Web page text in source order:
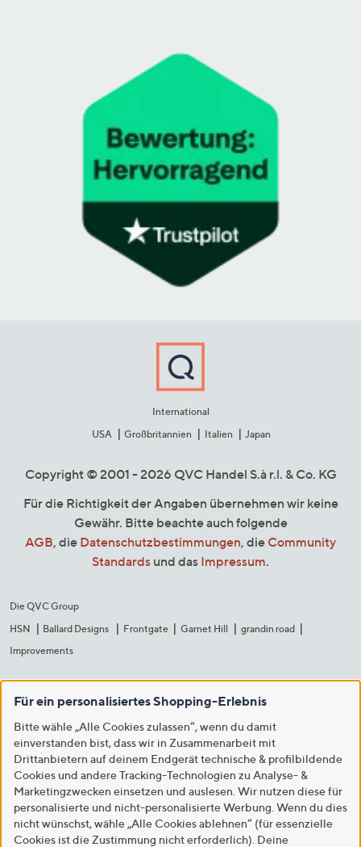
International
USA
Großbritannien Italien Japan
Copyright © 2001 - 2026 QVC Handel S.à r.l. & Co. KG
Für die Richtigkeit der Angaben übernehmen wir keine
Gewähr. Bitte beachte auch folgende
AGB, die Datenschutzbestimmungen, die Community
Standards und das Impressum.
Die QVC Group
HSN
Ballard Designs Frontgate Garnet Hill
grandin road
Improvements
Für ein personalisiertes Shopping-Erlebnis
Bitte wähle „Alle Cookies zulassen“, wenn du damit
einverstanden bist, dass wir in Zusammenarbeit mit
Drittanbietern auf deinem Endgerät technische & profilbildende
Cookies und andere Tracking-Technologien zu Analyse- &
Marketingzwecken einsetzen und auslesen. Wir nutzen diese für
personalisierte und nicht-personalisierte Werbung. Wenn du dies
nicht wünschst, wähle „Alle Cookies ablehnen“ (für essenzielle
Cookies ist die Zustimmung nicht erforderlich). Deine